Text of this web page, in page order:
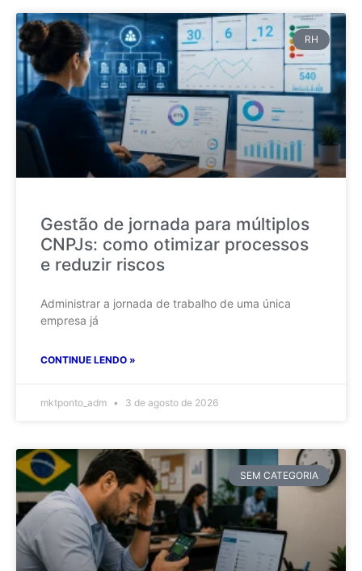
RH
Gestão de jornada para múltiplos
CNPJs: como otimizar processos
e reduzir riscos
Administrar a jornada de trabalho de uma única
empresa já
CONTINUE LENDO »
mktponto_adm 3 de agosto de 2026
SEM CATEGORIA